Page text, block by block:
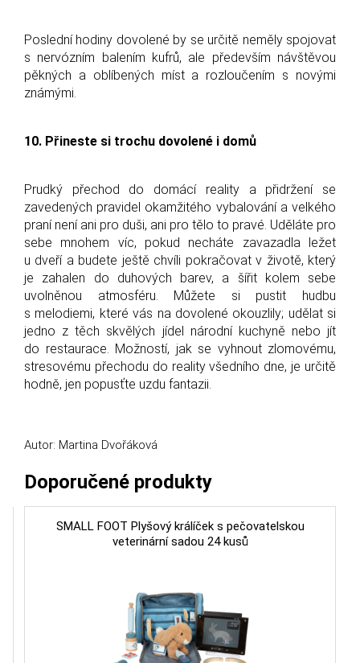
Poslední hodiny dovolené by se určitě neměly spojovat
s nervózním balením kufrů, ale především návštěvou
pěkných a oblíbených míst a rozloučením s novými
známými.
10. Přineste si trochu dovolené i domů
Prudký přechod do domácí reality a přidržení se
zavedených pravidel okamžitého vybalování a velkého
praní není ani pro duši, ani pro tělo to pravé. Uděláte pro
sebe mnohem víc, pokud necháte zavazadla ležet
u dveří a budete ještě chvíli pokračovat v životě, který
je zahalen do duhových barev, a šířit kolem sebe
uvolněnou atmosféru. Můžete si pustit hudbu
s melodiemi, které vás na dovolené okouzlily; udělat si
jedno z těch skvělých jídel národní kuchyně nebo jít
do restaurace. Možností, jak se vyhnout zlomovému,
stresovému přechodu do reality všedního dne, je určitě
hodně, jen popusťte uzdu fantazii.
Autor: Martina Dvořáková
Doporučené produkty
SMALL FOOT Plyšový králíček s pečovatelskou
veterinární sadou 24 kusů